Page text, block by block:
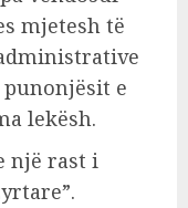
mjetesh të
e
lekësh.
një rast i